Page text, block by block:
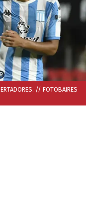
// FOTOBAIRES